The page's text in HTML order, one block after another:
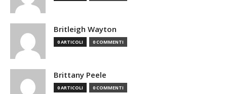
Britleigh Wayton
0 ARTICOLI 0 COMMENTI
Brittany Peele
0 ARTICOLI 0 COMMENTI